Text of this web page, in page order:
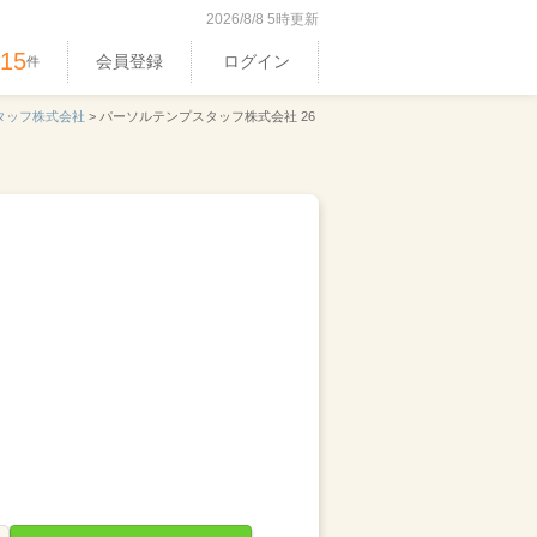
2026/8/8 5時更新
件 会員登録 ログイン
ッフ株式会社 > パーソルテンプスタッフ株式会社 26